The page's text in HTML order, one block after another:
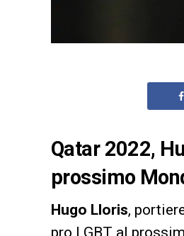
Qatar 2022,
prossimo
Hugo Lloris,
pro LGBT al